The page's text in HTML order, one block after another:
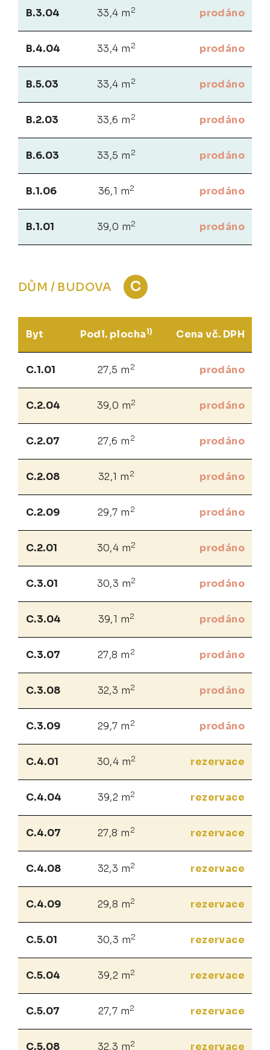
B.3.04 33,4 m 2 prodáno
B.4.04 33,4 m 2 prodáno
B.5.03 33,4 m 2 prodáno
B.2.03 33,6 m 2 prodáno
B.6.03 33,5 m 2 prodáno
B.1.06 36,1 m2 prodáno
B.1.01 39,0 m2 prodáno
DŮM / BUDOVA C
Byt Podl. plocha1) Cena vč. DPH
C.1.01 27,5 m 2 prodáno
C.2.04 39,0 m2 prodáno
C.2.07 27,6 m 2 prodáno
C.2.08 32,1 m 2 prodáno
C.2.09 29,7 m 2 prodáno
C.2.01 30,4 m2 prodáno
C.3.01 30,3 m2 prodáno
C.3.04 39,1 m2 prodáno
C.3.07 27,8 m 2 prodáno
C.3.08 32,3 m2 prodáno
C.3.09 29,7 m 2 prodáno
C.4.01 30,4 m2 rezervace
C.4.04 39,2 m2 rezervace
C.4.07 27,8 m 2 rezervace
C.4.08 32,3 m2 rezervace
C.4.09 29,8 m2 rezervace
C.5.01 30,3 m2 rezervace
C.5.04 39,2 m2 rezervace
C.5.07 27,7 m2 rezervace
C.5.08 32,3 m2 rezervace